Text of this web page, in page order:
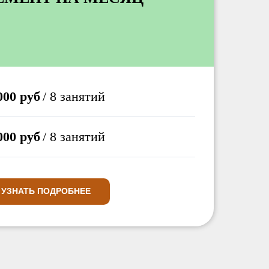
руб/ 8 занятий
руб/ 8 занятий
УЗНАТЬ ПОДРОБНЕЕ